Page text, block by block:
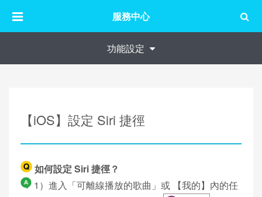
服務中心
功能設定
【iOS】設定 Siri 捷徑
如何設定 Siri 捷徑？
1）進入「可離線播放的歌曲」或 【我的】內的任